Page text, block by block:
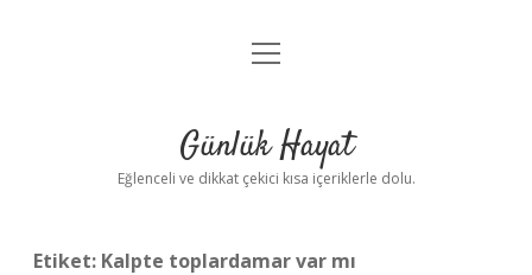
Anasayfa
Yasal Uyarı
menüyü
Günlük Hayat
Eğlenceli ve dikkat çekici kısa içeriklerle dolu.
Etiket: Kalpte toplardamar var mı